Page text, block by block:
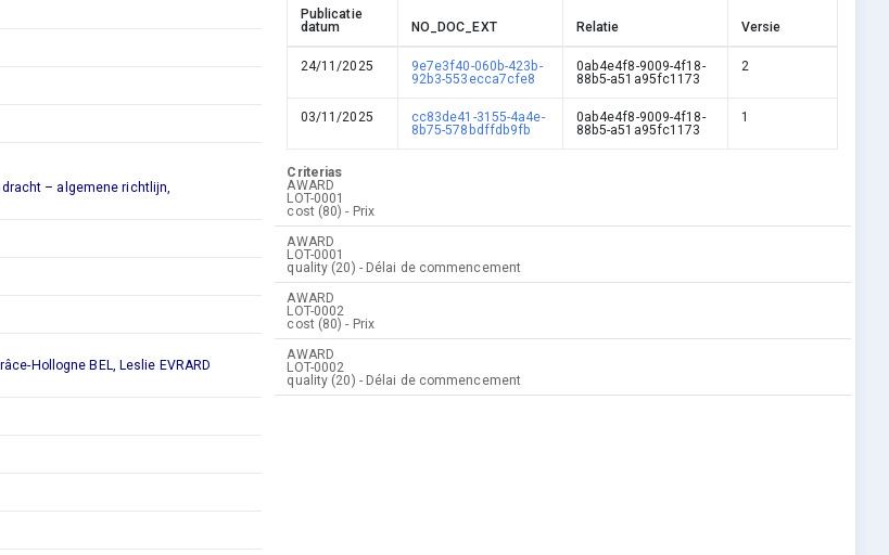
– algemene richtlijn,
Hollogne BEL, Leslie EVRARD
Publicatie
datum
NO_DOC_EXT Relatie Versie
24/11/2025
9e7e3f40-060b-423b-
92b3-553ecca7cfe8
0ab4e4f8-9009-4f18-
88b5-a51a95fc1173
2
03/11/2025
cc83de41-3155-4a4e-
8b75-578bdffdb9fb
0ab4e4f8-9009-4f18-
88b5-a51a95fc1173
1
Criterias
AWARD
LOT-0001
cost (80) - Prix
AWARD
LOT-0001
quality (20) - Délai de commencement
AWARD
LOT-0002
cost (80) - Prix
AWARD
LOT-0002
quality (20) - Délai de commencement